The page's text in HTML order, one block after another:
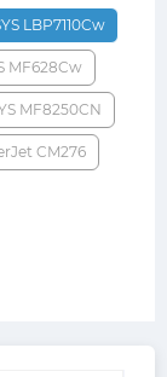
LBP7110Cw
MF628Cw
MF8250CN
CM276